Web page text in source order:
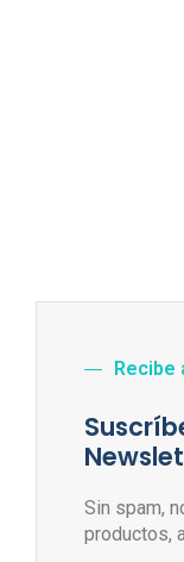
Recibe
Sin spam,
productos,